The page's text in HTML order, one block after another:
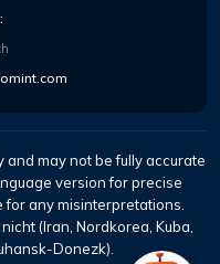
may not be fully accurate
version for precise
any misinterpretations.
(Iran, Nordkorea, Kuba,
Donezk).